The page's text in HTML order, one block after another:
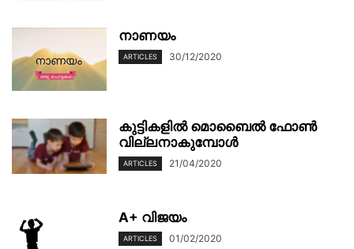
നാണയം
ARTICLES 30/12/2020
കുട്ടികളിൽ മൊബൈൽ ഫോൺ
വില്ലനാകുമ്പോൾ
ARTICLES 21/04/2020
A+ വിജയം
ARTICLES 01/02/2020